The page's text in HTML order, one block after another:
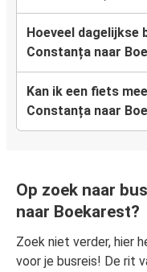
Hoeveel dagelijkse
Constanța naar
Kan ik een fiets
Constanța naar
Op zoek naar
naar Boekarest?
Zoek niet verder, hier
voor je busreis! De rit